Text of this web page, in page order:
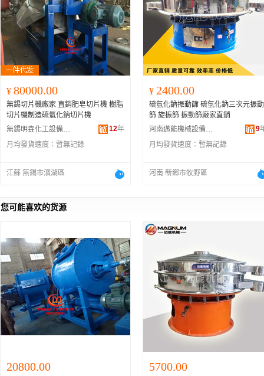
¥ 80000.00
無錫切片機廠家 直銷肥皂切片機 樹脂
切片機制造硫氫化鈉切片機
無錫明垚化工設備有限公司
12年
月均發貨速度： 暫無記錄
江蘇 無錫市濱湖區
¥ 2400.00
硫氫化鈉振動篩 硫氫化鈉三次元振動
篩 旋振篩 振動篩廠家直銷
河南邁能機械設備有限公司
9
月均發貨速度： 暫無記錄
河南 新鄉市牧野區
您可能喜欢的货源
20800.00 5700.00